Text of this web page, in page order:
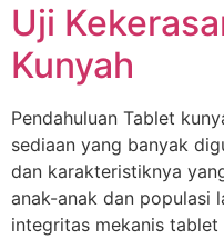
Uji
Kunyah
Pendahuluan Tablet
sediaan yang banyak
dan karakteristiknya
anak-anak dan populasi
integritas mekanis